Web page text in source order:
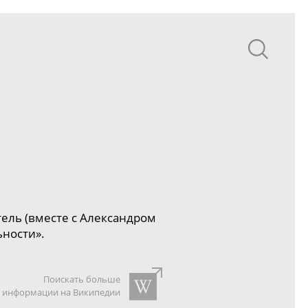
(вместе сАлександром
».
Поискать больше
информации на Википедии